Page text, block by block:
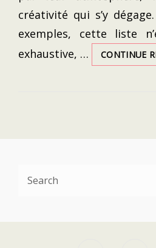
créativité qui s’y
exemples, cette liste
exhaustive, …
CONTINUE